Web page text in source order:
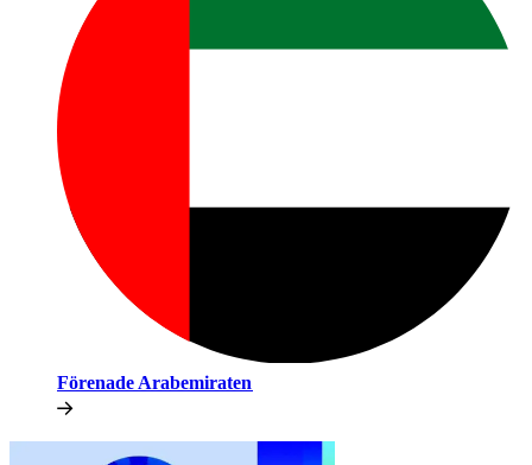
Förenade Arabemiraten​​